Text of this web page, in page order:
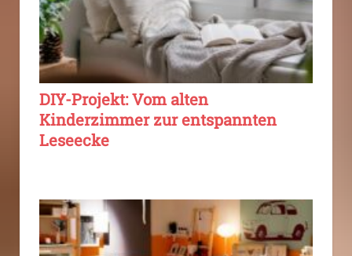
DIY-Projekt: Vom alten
Kinderzimmer zur entspannten
Leseecke